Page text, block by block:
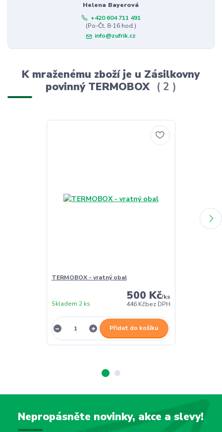
Helena Bayerová
+420 604 711 491
(Po-Čt, 8-16 hod.)
info@zufrik.cz
K mraženému zboží je u Zásilkovny
povinný TERMOBOX
2
TERMOBOX - vratný obal
500 Kč/ks
446 Kčbez DPH
Skladem 2 ks
Přidat do košíku
Nepropásněte novinky, akce a slevy!